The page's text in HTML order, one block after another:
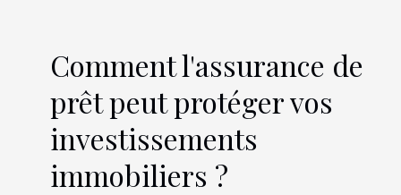
Comment l'assurance de
prêt peut protéger vos
investissements
immobiliers ?